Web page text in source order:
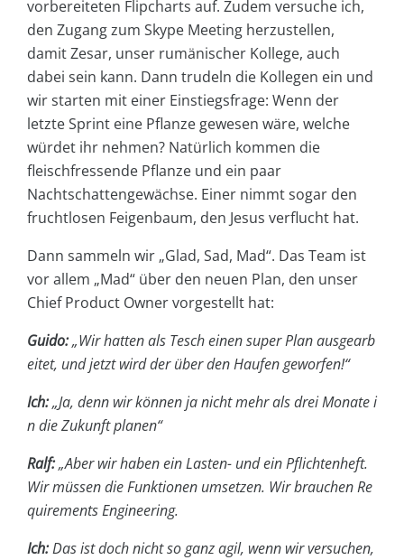
vorbereiteten Flipcharts auf. Zudem versuche ich,
den Zugang zum Skype Meeting herzustellen,
damit Zesar, unser rumänischer Kollege, auch
dabei sein kann. Dann trudeln die Kollegen ein und
wir starten mit einer Einstiegsfrage: Wenn der
letzte Sprint eine Pflanze gewesen wäre, welche
würdet ihr nehmen? Natürlich kommen die
fleischfressende Pflanze und ein paar
Nachtschattengewächse. Einer nimmt sogar den
fruchtlosen Feigenbaum, den Jesus verflucht hat.
Dann sammeln wir „Glad, Sad, Mad“. Das Team ist
vor allem „Mad“ über den neuen Plan, den unser
Chief Product Owner vorgestellt hat:
Guido:„Wir hatten als Tesch einen super Plan ausgearb
eitet, und jetzt wird der über den Haufen geworfen!“
Ich:„Ja, denn wir können ja nicht mehr als drei Monate i
n die Zukunft planen“
Ralf:„Aber wir haben ein Lasten- und ein Pflichtenheft.
Wir müssen die Funktionen umsetzen. Wir brauchen Re
quirements Engineering.
Ich:Das ist doch nicht so ganz agil, wenn wir versuchen,